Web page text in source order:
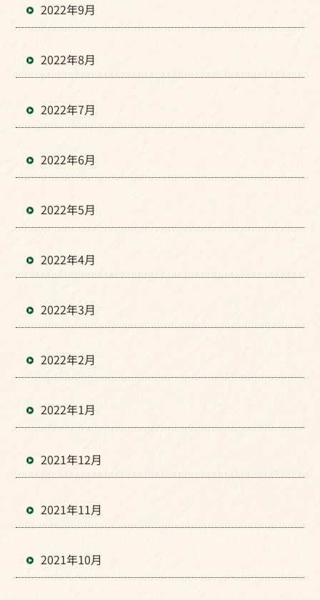
2022年9月
2022年8月
2022年7月
2022年6月
2022年5月
2022年4月
2022年3月
2022年2月
2022年1月
2021年12月
2021年11月
2021年10月